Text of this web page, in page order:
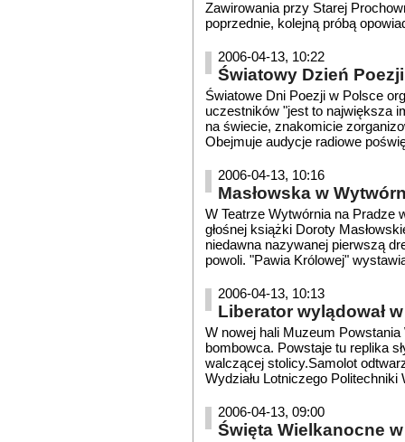
Zawirowania przy Starej
poprzednie, kolejną próbą
2006-04-13, 10:22
Światowy Dzień
Światowe Dni Poezji w Polsce
uczestników "jest to największa
na świecie, znakomicie
Obejmuje audycje radiowe
2006-04-13, 10:16
Masłowska w
W Teatrze Wytwórnia na Pradze
głośnej książki Doroty
niedawna nazywanej pierwszą
powoli. "Pawia Królowej"
2006-04-13, 10:13
Liberator wylądował
W nowej hali Muzeum Powstania
bombowca. Powstaje tu replika
walczącej stolicy.Samolot
Wydziału Lotniczego
2006-04-13, 09:00
Święta Wielkanocne